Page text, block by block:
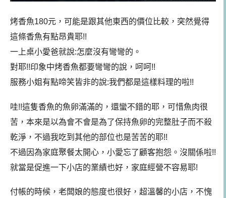
烤香魚180元，可能是跟其他東西的價位比較，突然覺得
這條香魚有點昂貴耶!!
一上桌小愛爸就說:怎麼沒有彎彎的。
對耶!!印象中烤香魚都要彎彎的說，呵呵!!
服務小姐有點啼笑皆非的說:我們都是這樣料理的啦!!
哇!!這隻香魚的魚卵滿滿的，還蠻不錯的耶，可惜魚肉很
苦，本來是以為會不會是為了保持魚卵的完整肚子而不殺
乾淨，不過我吃到其他的部位也是苦苦的耶!!
不過因為家庭聚餐太開心，小愛忘了顧客抱怨。沒關係啦!!
就當是促進一下小店的業績也好，家庭經營不容易耶!
付帳的時候，老闆娘的態度也很好，超溫馨的小店，不愧